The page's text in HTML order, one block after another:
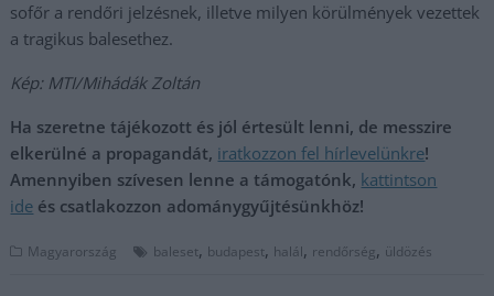
sofőr a rendőri jelzésnek, illetve milyen körülmények vezettek
a tragikus balesethez.
Kép: MTI/Mihádák Zoltán
Ha szeretne tájékozott és jól értesült lenni, de messzire
elkerülné a propagandát, iratkozzon fel hírlevelünkre!
Amennyiben szívesen lenne a támogatónk, kattintson
ide és csatlakozzon adománygyűjtésünkhöz!
Magyarország baleset, budapest, halál, rendőrség, üldözés